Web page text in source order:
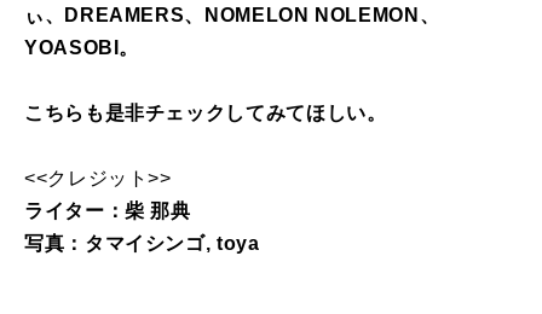
ぃ、DREAMERS、NOMELON NOLEMON、
YOASOBI。
こちらも是非チェックしてみてほしい。
<<クレジット>>
ライター：柴 那典
写真：タマイシンゴ, toya